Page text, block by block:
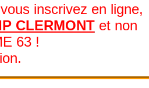
inscrivez en ligne,
CLERMONTet non
63 !